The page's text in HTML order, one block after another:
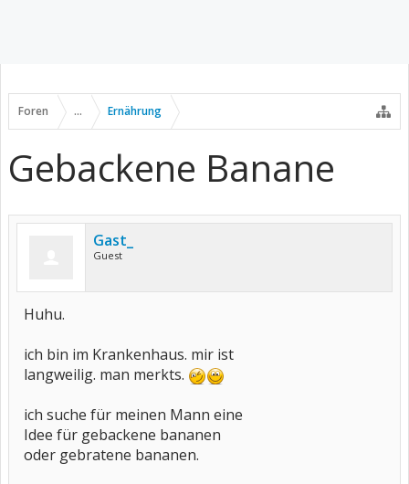
Foren ... Ernährung
Gebackene Banane
Gast_
Guest
Huhu.
ich bin im Krankenhaus. mir ist
langweilig. man merkts.
ich suche für meinen Mann eine
Idee für gebackene bananen
oder gebratene bananen.